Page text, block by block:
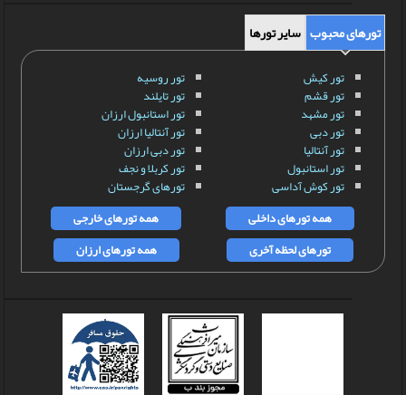
تورهای محبوب سایر تورها
تور کیش
تور قشم
تور مشهد
تور دبی
تور آنتالیا
تور استانبول
تور کوش آداسی
تور روسیه
تور تایلند
تور استانبول ارزان
تور آنتالیا ارزان
تور دبی ارزان
تور کربلا و نجف
تورهای گرجستان
همه تورهای داخلی
همه تورهای خارجی
تورهای لحظه آخری
همه تورهای ارزان